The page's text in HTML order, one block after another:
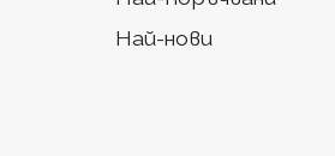
Най-нови